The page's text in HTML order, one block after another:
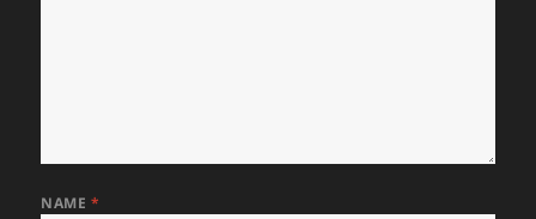
NAME *